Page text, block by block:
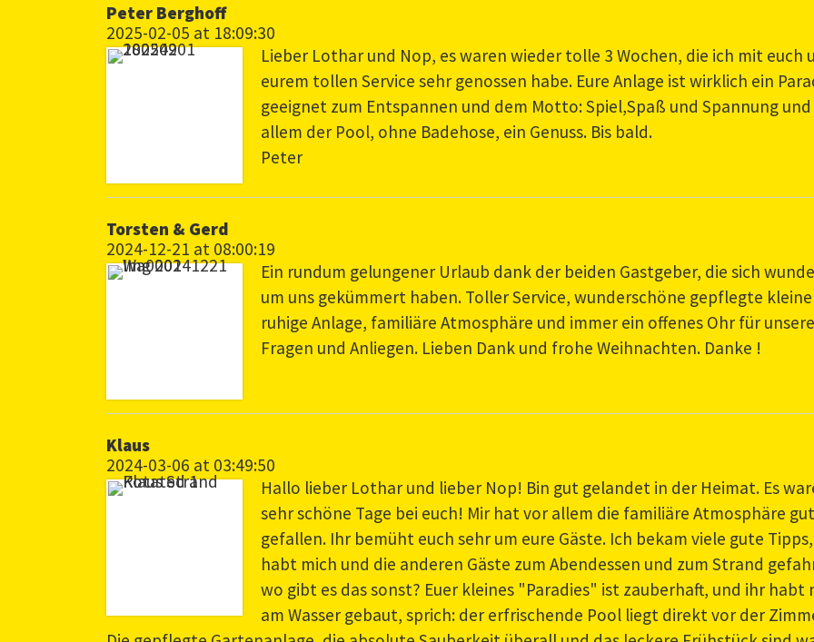
Peter Berghoff
2025-02-05 at 18:09:30
Lieber Lothar und Nop, es waren wieder tolle 3 Wochen, die ich mit euch
eurem tollen Service sehr genossen habe. Eure Anlage ist wirklich ein
geeignet zum Entspannen und dem Motto: Spiel,Spaß und Spannung
allem der Pool, ohne Badehose, ein Genuss. Bis bald.
Peter
Torsten & Gerd
2024-12-21 at 08:00:19
Ein rundum gelungener Urlaub dank der beiden Gastgeber, die sich
um uns gekümmert haben. Toller Service, wunderschöne gepflegte kleine
ruhige Anlage, familiäre Atmosphäre und immer ein offenes Ohr für unsere
Fragen und Anliegen. Lieben Dank und frohe Weihnachten. Danke !
Klaus
2024-03-06 at 03:49:50
Hallo lieber Lothar und lieber Nop! Bin gut gelandet in der Heimat. Es
sehr schöne Tage bei euch! Mir hat vor allem die familiäre Atmosphäre gut
gefallen. Ihr bemüht euch sehr um eure Gäste. Ich bekam viele gute
habt mich und die anderen Gäste zum Abendessen und zum Strand
wo gibt es das sonst? Euer kleines "Paradies" ist zauberhaft, und ihr habt
am Wasser gebaut, sprich: der erfrischende Pool liegt direkt vor der